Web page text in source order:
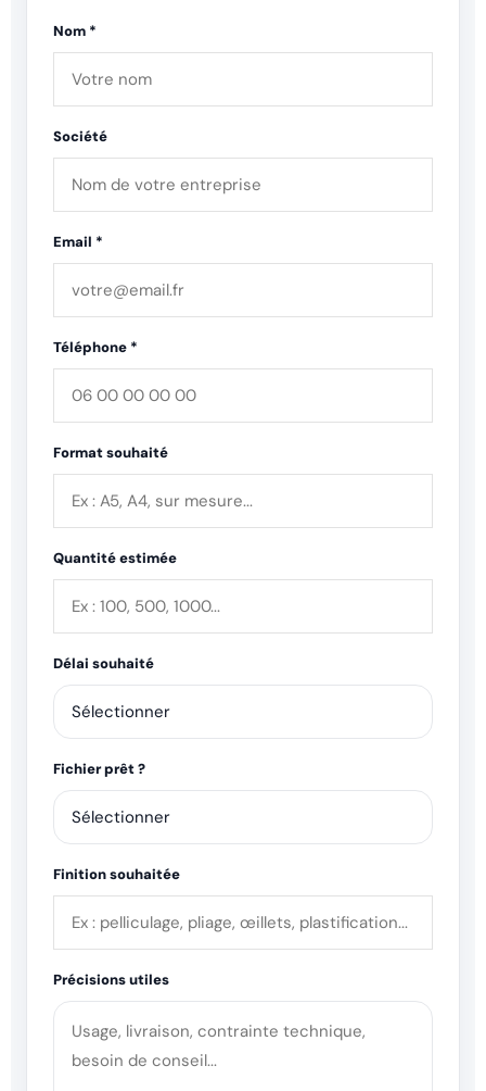
Nom *
Société
Email *
Téléphone *
Format souhaité
Quantité estimée
Délai souhaité
Fichier prêt ?
Finition souhaitée
Précisions utiles